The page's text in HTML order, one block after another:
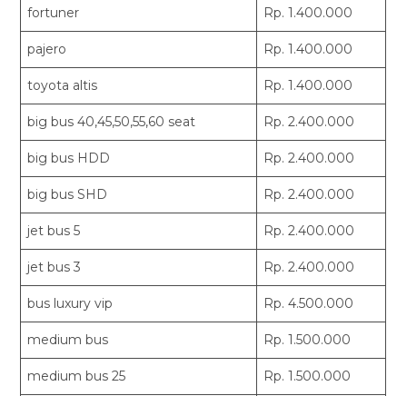
fortuner Rp. 1.400.000
pajero Rp. 1.400.000
toyota altis Rp. 1.400.000
big bus 40,45,50,55,60 seat Rp. 2.400.000
big bus HDD Rp. 2.400.000
big bus SHD Rp. 2.400.000
jet bus 5 Rp. 2.400.000
jet bus 3 Rp. 2.400.000
bus luxury vip Rp. 4.500.000
medium bus Rp. 1.500.000
medium bus 25 Rp. 1.500.000